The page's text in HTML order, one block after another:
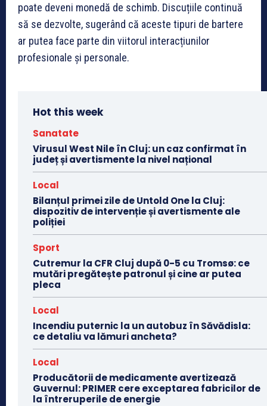
poate deveni monedă de schimb. Discuțiile continuă
să se dezvolte, sugerând că aceste tipuri de bartere
ar putea face parte din viitorul interacțiunilor
profesionale și personale.
Hot this week
Sanatate
Virusul West Nile în Cluj: un caz confirmat în
județ și avertismente la nivel național
Local
Bilanțul primei zile de Untold One la Cluj:
dispozitiv de intervenție și avertismente ale
poliției
Sport
Cutremur la CFR Cluj după 0-5 cu Tromsø: ce
mutări pregătește patronul și cine ar putea
pleca
Local
Incendiu puternic la un autobuz în Săvădisla:
ce detaliu va lămuri ancheta?
Local
Producătorii de medicamente avertizează
Guvernul: PRIMER cere exceptarea fabricilor de
la întreruperile de energie